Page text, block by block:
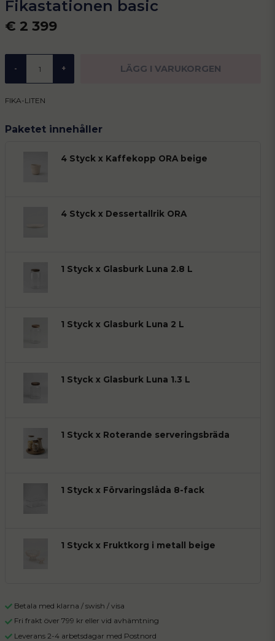
Fikastationen basic
€ 2 399
- + LÄGG I VARUKORGEN
FIKA-LITEN
Paketet innehåller
4 Styck x Kaffekopp ORA beige
4 Styck x Dessertallrik ORA
1 Styck x Glasburk Luna 2.8 L
1 Styck x Glasburk Luna 2 L
1 Styck x Glasburk Luna 1.3 L
1 Styck x Roterande serveringsbräda
1 Styck x Förvaringslåda 8-fack
1 Styck x Fruktkorg i metall beige
Betala med klarna / swish / visa
Fri frakt över 799 kr eller vid avhämtning
Leverans 2-4 arbetsdagar med Postnord